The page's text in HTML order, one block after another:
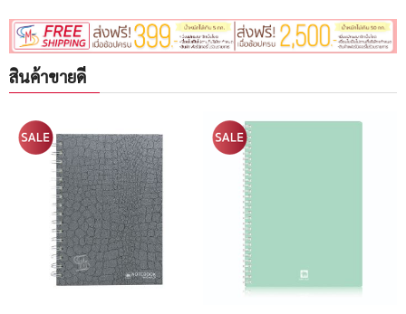
สินค้าขายดี